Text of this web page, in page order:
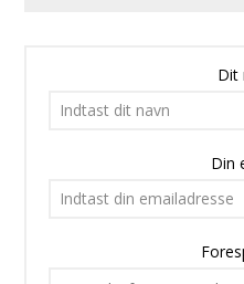
Dit
Din